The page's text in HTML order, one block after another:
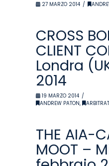
27 MARZO 2014
CROSS
CLIENT
Londra
2014
19 MARZO 2014
ANDREW PATON,
THE AIA-
MOOT –